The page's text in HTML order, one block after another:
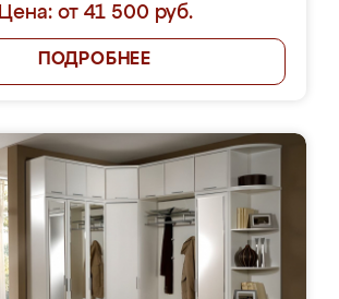
Цена: от 41 500 руб.
ПОДРОБНЕЕ